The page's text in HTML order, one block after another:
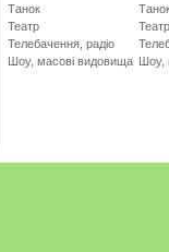
Танок
Театр
Телебачення, радіо
Шоу, масові видовища
Театр
Шоу,